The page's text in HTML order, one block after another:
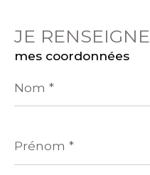
JE RENSEIGNE
mes coordonnées
*
*